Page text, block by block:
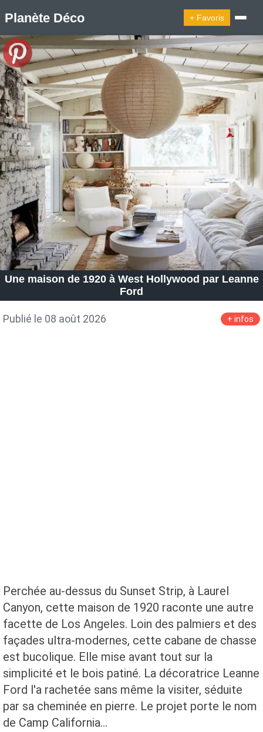
Planète Déco + Favoris
🔍︎ Rechercher
🛍︎ Shop Planète Déco ℹ︎ À propos
Appartement Design Belgique
Cabanes
Decoration Noël
Design Suédois En Quelques Photos
Idées Déco En 10 Photos
La Semaine Décoration Et Design
Maison En Ville
Méli-Mélo Suédois
Publi Reportage
Tendance
Interieurs Scandinaves
La Décoration Selon Votre Signe Astrologique
Les Trouvailles Déco Du Jour
Loft
Maison Appartement Écologique
Maison Container/container House
Maison D'hôtes
Maison Et Appartement Vintage
On Décode La Déco
Petite Surface
Piscine Question De Style
Renovation
Tiny House
Une maison de 1920 à West Hollywood par Leanne
Ford
Publié le 08 août 2026 + infos
Perchée au-dessus du Sunset Strip, à Laurel
Canyon, cette maison de 1920 raconte une autre
facette de Los Angeles. Loin des palmiers et des
façades ultra-modernes, cette cabane de chasse
est bucolique. Elle mise avant tout sur la
simplicité et le bois patiné. La décoratrice Leanne
Ford l'a rachetée sans même la visiter, séduite
par sa cheminée en pierre. Le projet porte le nom
de Camp California…